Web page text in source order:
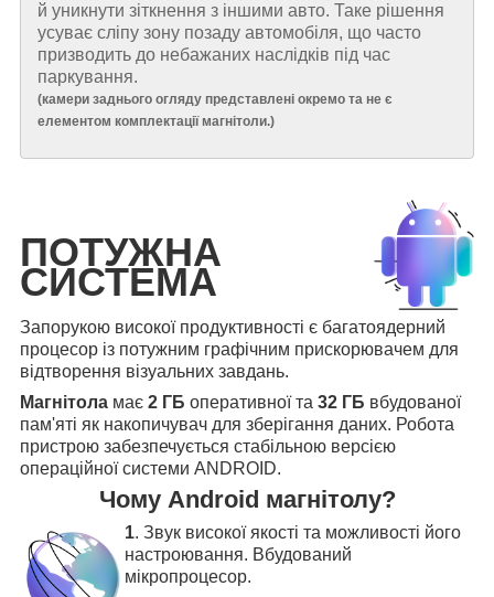
й уникнути зіткнення з іншими авто. Таке рішення
усуває сліпу зону позаду автомобіля, що часто
призводить до небажаних наслідків під час
паркування.
(камери заднього огляду представлені окремо та не є
елементом комплектації магнітоли.)
ПОТУЖНА
СИСТЕМА
Запорукою високої продуктивності є багатоядерний
процесор із потужним графічним прискорювачем для
відтворення візуальних завдань.
Магнітола має 2 ГБ оперативної та 32 ГБ вбудованої
пам'яті як накопичувач для зберігання даних. Робота
пристрою забезпечується стабільною версією
операційної системи ANDROID.
Чому Android магнітолу?
1. Звук високої якості та можливості його
настроювання. Вбудований
мікропроцесор.